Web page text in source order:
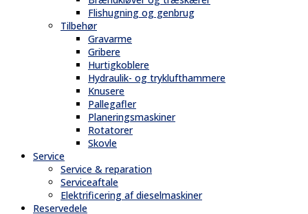
Flishugning og genbrug
Tilbehør
Gravarme
Gribere
Hurtigkoblere
Hydraulik- og tryklufthammere
Knusere
Pallegafler
Planeringsmaskiner
Rotatorer
Skovle
Service
Service & reparation
Serviceaftale
Elektrificering af dieselmaskiner
Reservedele